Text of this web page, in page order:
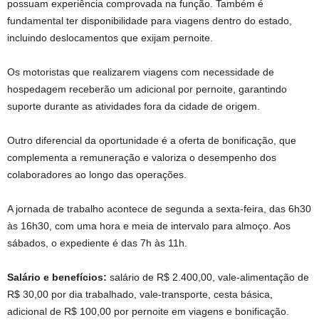
possuam experiência comprovada na função. Também é
fundamental ter disponibilidade para viagens dentro do estado,
incluindo deslocamentos que exijam pernoite.
Os motoristas que realizarem viagens com necessidade de
hospedagem receberão um adicional por pernoite, garantindo
suporte durante as atividades fora da cidade de origem.
Outro diferencial da oportunidade é a oferta de bonificação, que
complementa a remuneração e valoriza o desempenho dos
colaboradores ao longo das operações.
A jornada de trabalho acontece de segunda a sexta-feira, das 6h30
às 16h30, com uma hora e meia de intervalo para almoço. Aos
sábados, o expediente é das 7h às 11h.
Salário e benefícios: salário de R$ 2.400,00, vale-alimentação de
R$ 30,00 por dia trabalhado, vale-transporte, cesta básica,
adicional de R$ 100,00 por pernoite em viagens e bonificação.